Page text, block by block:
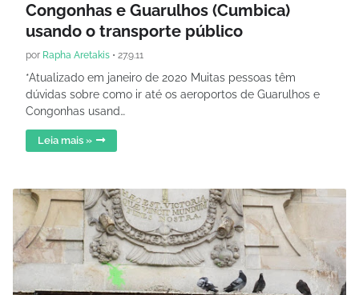
Congonhas e Guarulhos (Cumbica)
usando o transporte público
por Rapha Aretakis • 27.9.11
*Atualizado em janeiro de 2020 Muitas pessoas têm
dúvidas sobre como ir até os aeroportos de Guarulhos e
Congonhas usand…
Leia mais »